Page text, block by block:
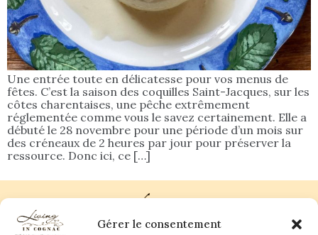
Gérer le consentement
Une entrée toute en délicatesse pour vos menus de
fêtes. C’est la saison des coquilles Saint-Jacques, sur les
côtes charentaises, une pêche extrêmement
réglementée comme vous le savez certainement. Elle a
débuté le 28 novembre pour une période d’un mois sur
des créneaux de 2 heures par jour pour préserver la
ressource. Donc ici, ce […]